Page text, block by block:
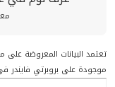
تعتمد البيانات المعروضة على
موجودة على بروبرتي فايندر